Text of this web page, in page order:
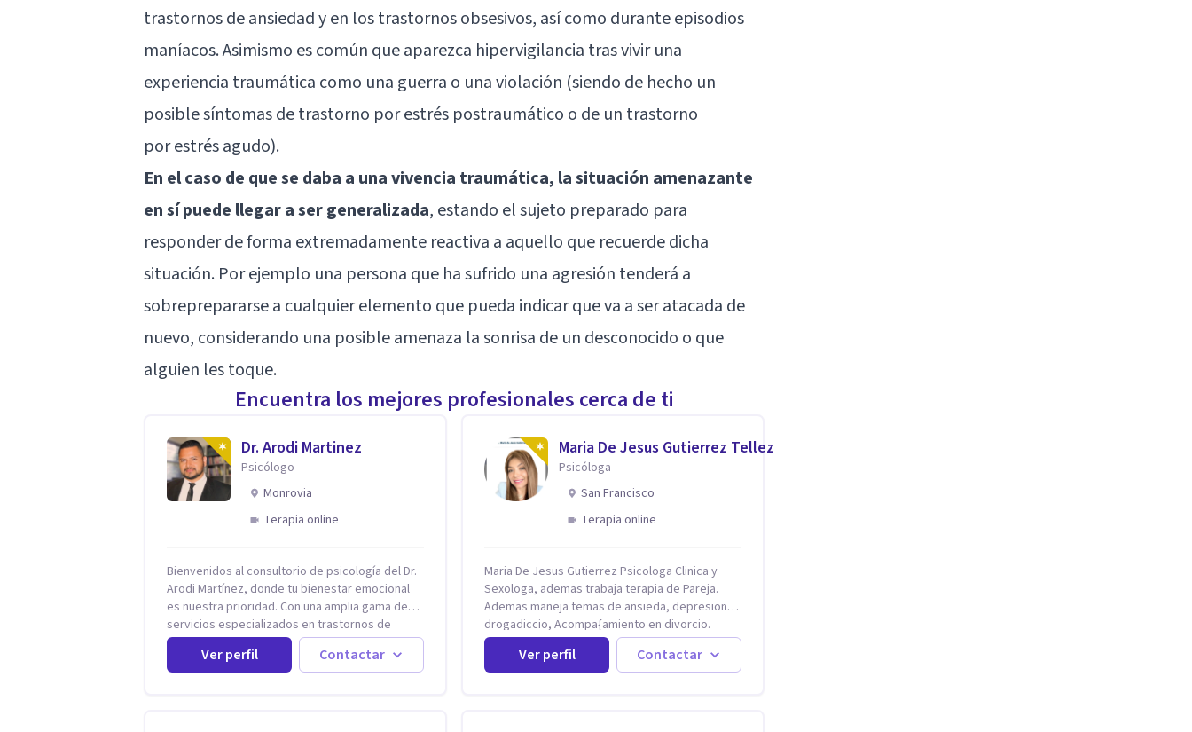
trastornos de ansiedad y en los trastornos obsesivos, así como durante episodios
maníacos. Asimismo es común que aparezca hipervigilancia tras vivir una
experiencia traumática como una guerra o una violación (siendo de hecho un
posible síntomas de trastorno por estrés postraumático o de un trastorno
porestrés agudo).
En el caso de que se daba a una vivencia traumática, la situación amenazante
en sí puede llegar a ser generalizada, estando el sujeto preparado para
responder de forma extremadamente reactiva a aquello que recuerde dicha
situación. Por ejemplo una persona que ha sufrido una agresión tenderá a
sobreprepararse a cualquier elemento que pueda indicar que va a ser atacada de
nuevo, considerando una posible amenaza la sonrisa de un desconocido o que
alguien les toque.
Encuentra los mejores profesionales cerca de ti
Dr. Arodi Martinez
Psicólogo
Monrovia
Terapia online
Bienvenidos al consultorio de psicología del Dr.
Arodi Martínez, donde tu bienestar emocional
es nuestra prioridad. Con una amplia gama de
servicios especializados en trastornos de
ansiedad, depresión y otros trastornos
emocionales, estamos dedicados a ofrecerte el
mejor tratamiento para mejorar tu salud mental.
Ver perfil Contactar
Maria De Jesus Gutierrez Tellez
Psicóloga
San Francisco
Terapia online
Maria De Jesus Gutierrez Psicologa Clinica y
Sexologa, ademas trabaja terapia de Pareja.
Ademas maneja temas de ansieda, depresion,
drogadiccio, Acompa{amiento en divorcio.
Maneja enfoque Cognitivo Conductual. Con 20
años de experiencia, constantemente
capacitandose en las diferntes areas de la
Ver perfil Contactar